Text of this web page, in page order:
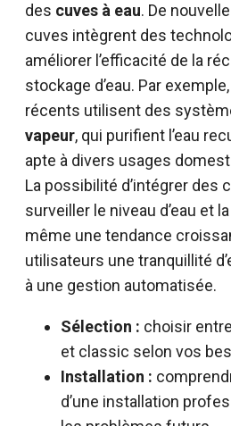
des cuves à eau. De
cuves intègrent des
améliorer l’efficacité de la
stockage d’eau. Par
récents utilisent des
vapeur, qui purifient l’eau
apte à divers usages
La possibilité d’intégrer des
surveiller le niveau d’eau et
même une tendance
utilisateurs une tranquillité
à une gestion automatisée.
Sélection : choisir
et classic selon vos
Installation :
d’une installation